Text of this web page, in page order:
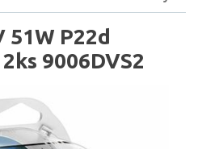
51W P22d
9006DVS2